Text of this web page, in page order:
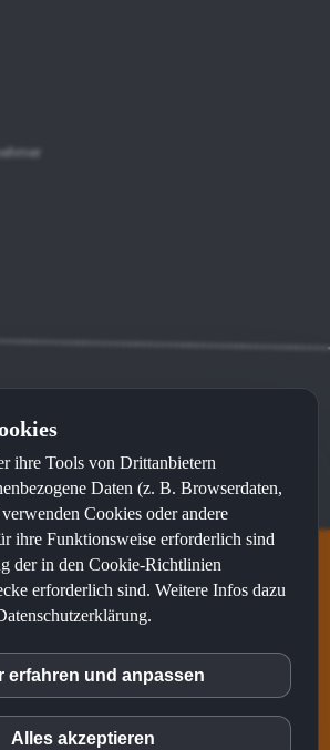
⦁Impressum
sunWeband recommended bysunLocal
ist eine Marke von
ihre Tools von Drittanbietern
Daten (z. B. Browserdaten,
Cookies oder andere
ihre Funktionsweise erforderlich sind
der in den Cookie-Richtlinien
erforderlich sind. Weitere Infos dazu
erfahren und anpassen
Alles akzeptieren